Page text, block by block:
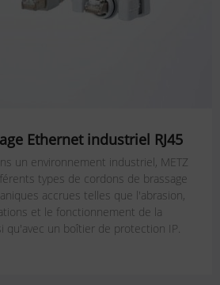
Ethernet industriel RJ45
un environnement industriel, METZ
types de cordons de brassage
accrues telles que l'abrasion,
et le fonctionnement de la
qu'avec un boîtier de protection IP.